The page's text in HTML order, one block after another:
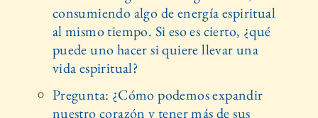
consumiendo algo de energía espiritual
al mismo tiempo. Si eso es cierto, ¿qué
puede uno hacer si quiere llevar una
vida espiritual?
Pregunta: ¿Cómo podemos expandir
nuestro corazón y tener más de sus